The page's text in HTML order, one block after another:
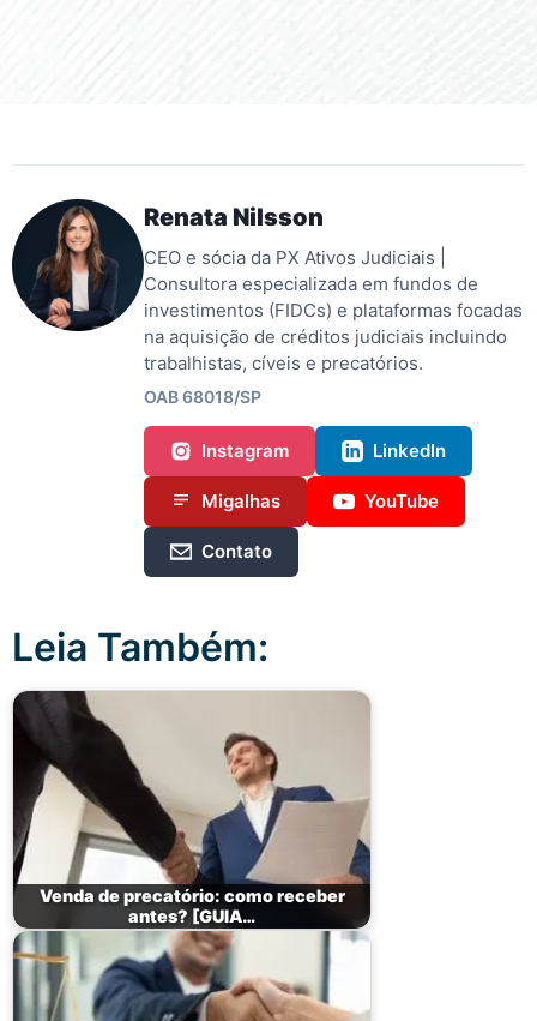
Renata Nilsson
CEO e sócia da PX Ativos Judiciais |
Consultora especializada em fundos de
investimentos (FIDCs) e plataformas focadas
na aquisição de créditos judiciais incluindo
trabalhistas, cíveis e precatórios.
OAB 68018/SP
Instagram LinkedIn
Migalhas YouTube
Contato
Leia Também:
Venda de precatório: como receber
antes? [GUIA…